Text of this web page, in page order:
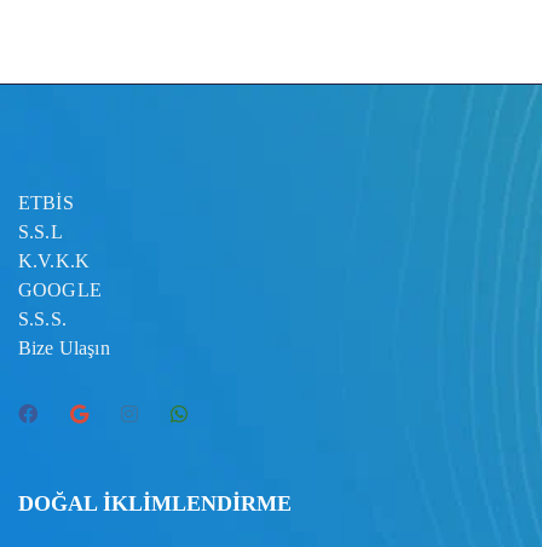
ETBİS
S.S.L
K.V.K.K
GOOGLE
S.S.S.
Bize Ulaşın
DOĞAL İKLİMLENDİRME